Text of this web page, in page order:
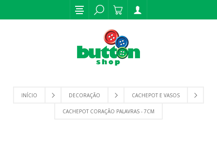
INÍCIO DECORAÇÃO CACHEPOT E VASOS
CACHEPOT CORAÇÃO PALAVRAS - 7CM